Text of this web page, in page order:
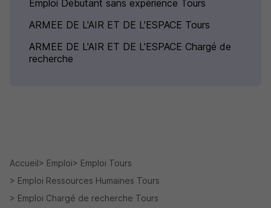
Emploi Débutant sans expérience Tours
ARMEE DE L'AIR ET DE L'ESPACE Tours
ARMEE DE L'AIR ET DE L'ESPACE Chargé de
recherche
Accueil Emploi
Emploi Tours
Emploi Ressources Humaines Tours
Emploi Chargé de recherche Tours